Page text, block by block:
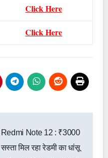
Click Here
Click Here
Redmi Note 12 : ₹3000
सस्ता मिल रहा रेडमी का धांसू